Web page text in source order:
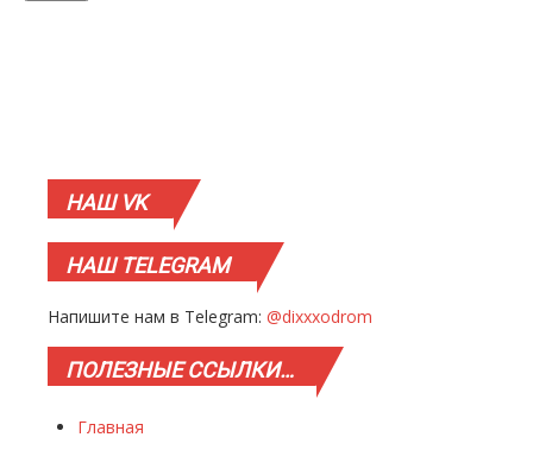
НАШVK
НАШTELEGRAM
Напишите нам в Telegram: @dixxxodrom
ПОЛЕЗНЫЕССЫЛКИ…
Главная